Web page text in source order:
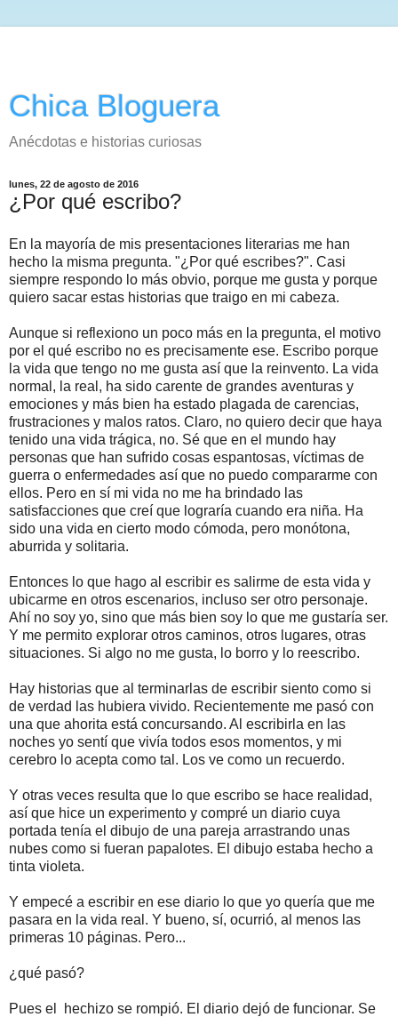
Chica Bloguera
Anécdotas e historias curiosas
lunes, 22 de agosto de 2016
¿Por qué escribo?
En la mayoría de mis presentaciones literarias me han
hecho la misma pregunta. "¿Por qué escribes?". Casi
siempre respondo lo más obvio, porque me gusta y porque
quiero sacar estas historias que traigo en mi cabeza.
Aunque si reflexiono un poco más en la pregunta, el motivo
por el qué escribo no es precisamente ese. Escribo porque
la vida que tengo no me gusta así que la reinvento. La vida
normal, la real, ha sido carente de grandes aventuras y
emociones y más bien ha estado plagada de carencias,
frustraciones y malos ratos. Claro, no quiero decir que haya
tenido una vida trágica, no. Sé que en el mundo hay
personas que han sufrido cosas espantosas, víctimas de
guerra o enfermedades así que no puedo compararme con
ellos. Pero en sí mi vida no me ha brindado las
satisfacciones que creí que lograría cuando era niña. Ha
sido una vida en cierto modo cómoda, pero monótona,
aburrida y solitaria.
Entonces lo que hago al escribir es salirme de esta vida y
ubicarme en otros escenarios, incluso ser otro personaje.
Ahí no soy yo, sino que más bien soy lo que me gustaría ser.
Y me permito explorar otros caminos, otros lugares, otras
situaciones. Si algo no me gusta, lo borro y lo reescribo.
Hay historias que al terminarlas de escribir siento como si
de verdad las hubiera vivido. Recientemente me pasó con
una que ahorita está concursando. Al escribirla en las
noches yo sentí que vivía todos esos momentos, y mi
cerebro lo acepta como tal. Los ve como un recuerdo.
Y otras veces resulta que lo que escribo se hace realidad,
así que hice un experimento y compré un diario cuya
portada tenía el dibujo de una pareja arrastrando unas
nubes como si fueran papalotes. El dibujo estaba hecho a
tinta violeta.
Y empecé a escribir en ese diario lo que yo quería que me
pasara en la vida real. Y bueno, sí, ocurrió, al menos las
primeras 10 páginas. Pero...
¿qué pasó?
Pues el hechizo se rompió. El diario dejó de funcionar. Se